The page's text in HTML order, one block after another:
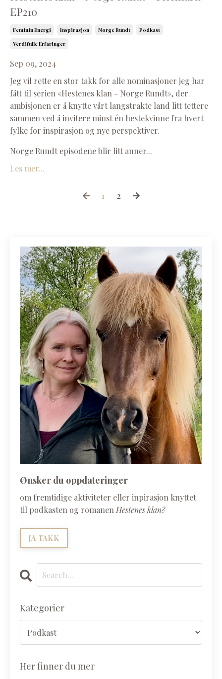
EP210
Feminin Energi Inspirasjon Norge Rundt
Podkast
Verdifulle Erfaringer
Sep 09, 2024
Jeg vil rette en stor takk for alle nominasjoner jeg har
fått til serien «Hestenes klan - Norge Rundt», der
ambisjonen er å knytte vårt langstrakte land litt tettere
sammen ved å invitere minst én hestekvinne fra hvert
fylke for inspirasjon og nye perspektiver.
Norge Rundt episodene blir litt anner...
Les mer...
1 2
Ønsker du oppdateringer
om fremtidige aktiviteter eller inpirasjon knyttet
til podkasten og romanenHestenes klan?
JA TAKK
Kategorier
Her finner du mer